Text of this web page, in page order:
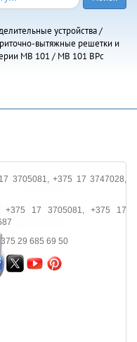
устройства/
вытяжные решетки и
МВ 101 / МВ 101 ВРс
3705081, +375 17 3747028,
+375 17 3705081, +375 17
29 685 69 50